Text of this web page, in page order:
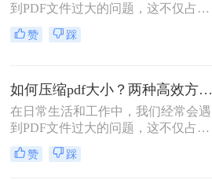
到PDF文件过大的问题，这不仅占用
了大量的存储空间，还影响了文件的
上传速度和分享效率。那么pdf文件过
松解决PDF文件过大的问题。
赞 踩
如何压缩pdf大小？两种高效方法详解！
在日常生活和工作中，我们经常会遇
到PDF文件过大的问题，这不仅占用
了大量的存储空间，还降低了文件的
传输效率。因此，掌握几种有效的
赞 踩